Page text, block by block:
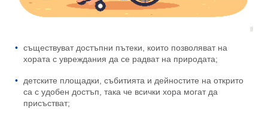
съществуват достъпни пътеки, които позволяват на
хората с увреждания да се радват на природата;
детските площадки, събитията и дейностите на открито
са с удобен достъп, така че всички хора могат да
присъстват;